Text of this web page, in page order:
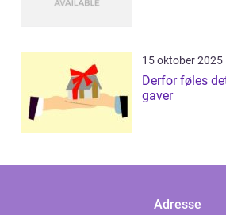
15 oktober 2025
Derfor føles
gaver
Adresse